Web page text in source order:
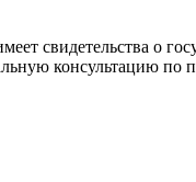
свидетельства о
консультацию по